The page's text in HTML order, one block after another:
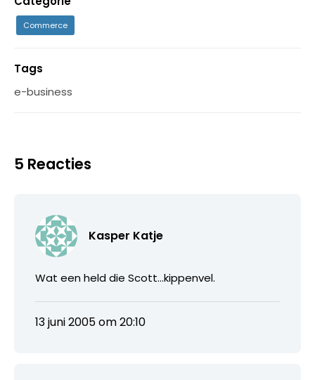
Commerce
Tags
e-business
5 Reacties
Kasper Katje
Wat een held die Scott…kippenvel.
13 juni 2005 om 20:10